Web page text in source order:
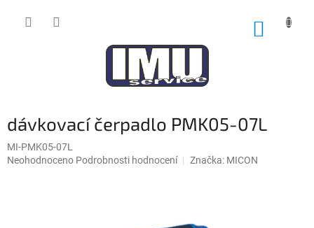
dávkovací čerpadlo PMK05-07L
MI-PMK05-07L
Průměrné
Neohodnoceno Podrobnosti hodnocení Značka: MICON